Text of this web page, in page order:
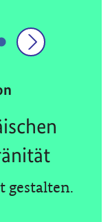
gestalten.